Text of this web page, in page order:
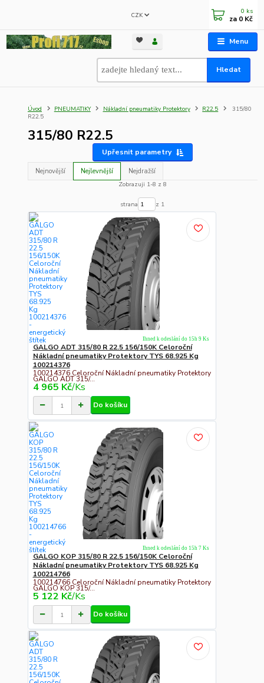
Menu
CZK
Hledat
0 ks
za 0 Kč
Úvod PNEUMATIKY Nákladní pneumatiky Protektory R22.5
315/80
R22.5
315/80 R22.5
Upřesnit parametry
Nejnovější Nejlevnější
Nejdražší
Zobrazuji 1-8 z 8
strana z 1
GALGO ADT 315/80 R 22.5 156/150K Celoroční
Nákladní pneumatiky Protektory TYS 68.925 Kg
100214376
100214376 Celoroční Nákladní pneumatiky Protektory
GALGO ADT 315/...
4 965 Kč/Ks
Ihned k odeslání do 15h 9 Ks
Do košíku
GALGO KOP 315/80 R 22.5 156/150K Celoroční
Nákladní pneumatiky Protektory TYS 68.925 Kg
100214766
100214766 Celoroční Nákladní pneumatiky Protektory
GALGO KOP 315/...
5 122 Kč/Ks
Ihned k odeslání do 15h 7 Ks
Do košíku